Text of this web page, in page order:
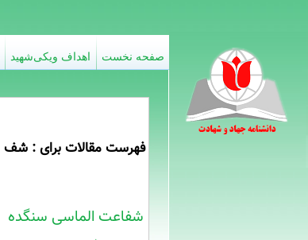
فهرست مقالات برای : شف
شفاعت الماسی سنگده
اهداف ویکی‌شهید صفحه نخست